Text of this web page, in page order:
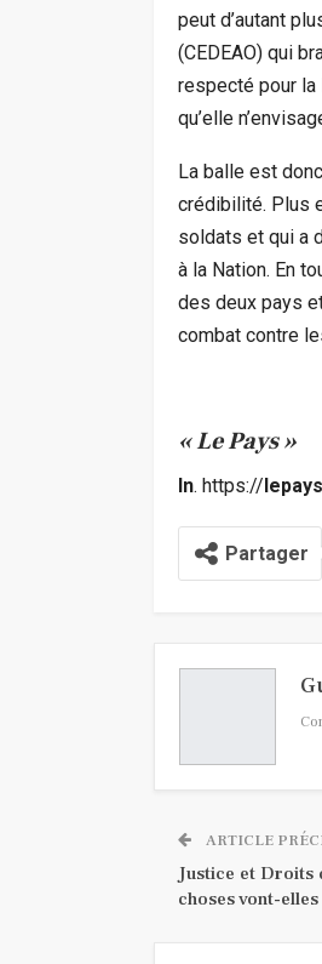
peut d’autant
(CEDEAO) qui
respecté pour
qu’elle
La balle est
crédibilité. Plus
soldats et qui a
à la Nation. En
des deux pays
combat contre
« Le Pays »
In. https://
Partager
ARTICLE
Justice et Droits
choses vont-